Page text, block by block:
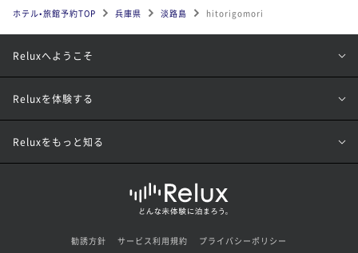
ホテル•旅館予約TOP 兵庫県 淡路島 hitorigomori
Reluxへようこそ
Reluxを体験する
Reluxをもっと知る
勧誘方針 サービス利用規約
プライバシーポリシー